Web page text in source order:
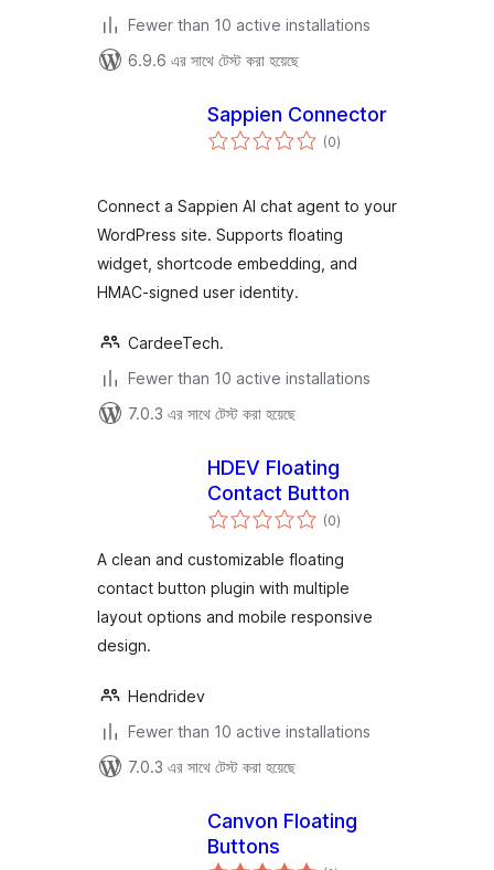
Fewer than 10 active installations
6.9.6 এর সাথে টেস্ট করা হয়েছে
Sappien Connector
(0total
ratings
)
Connect a Sappien AI chat agent to your
WordPress site. Supports floating
widget, shortcode embedding, and
HMAC-signed user identity.
CardeeTech.
Fewer than 10 active installations
7.0.3 এর সাথে টেস্ট করা হয়েছে
HDEV Floating
Contact Button
(0total
ratings
)
A clean and customizable floating
contact button plugin with multiple
layout options and mobile responsive
design.
Hendridev
Fewer than 10 active installations
7.0.3 এর সাথে টেস্ট করা হয়েছে
Canvon Floating
Buttons
total